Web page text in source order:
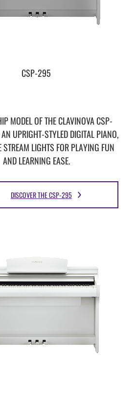
CSP-295
MODEL OF THE CLAVINOVA CSP-
UPRIGHT-STYLED DIGITAL PIANO,
LIGHTS FOR PLAYING FUN
AND LEARNING EASE.
DISCOVER THE CSP-295